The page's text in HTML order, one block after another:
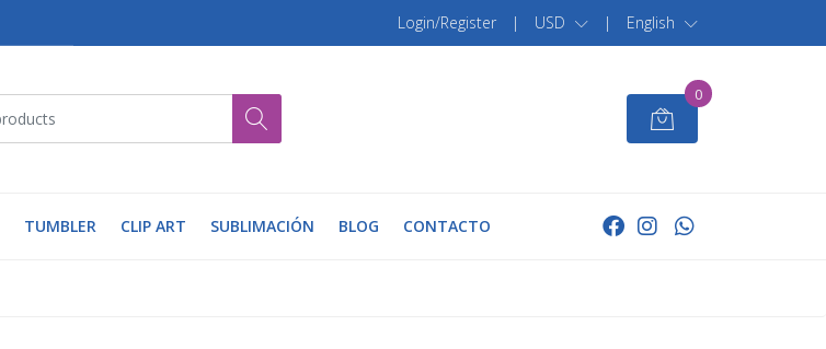
Login/Register | USD | English
0
TUMBLER CLIP ART SUBLIMACIÓN BLOG CONTACTO